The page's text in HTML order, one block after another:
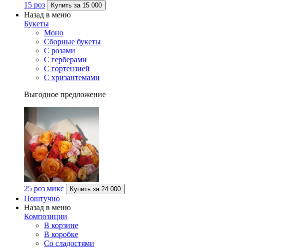
15 роз Купить за 15 000
Назад в меню
Букеты
Моно
Сборные букеты
С розами
С герберами
С гортензией
С хризантемами
Выгодное предложение
25 роз микс Купить за 24 000
Поштучно
Назад в меню
Композиции
В корзине
В коробке
Со сладостями